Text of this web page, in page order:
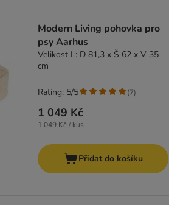
Modern Living pohovka pro
psy Aarhus
Velikost L: D 81,3 x Š 62 x V 35
cm
1 049 Kč
1 049 Kč / kus
Rating: 5/5 (7)
Přidat do košíku